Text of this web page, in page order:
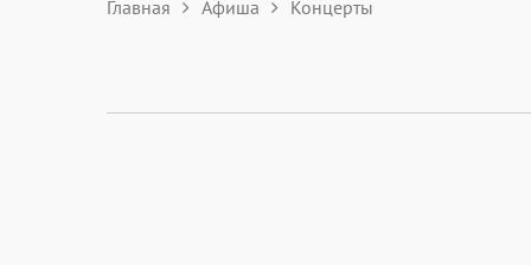
Главная Афиша Концерты